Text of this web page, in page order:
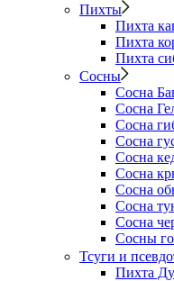
Пихты
Пихта
Пихта
Пихта
Сосны
Сосна
Сосна
Сосна
Сосна
Сосна
Сосна
Сосна
Сосна
Сосна
Сосны
Тсуги и
Пихта